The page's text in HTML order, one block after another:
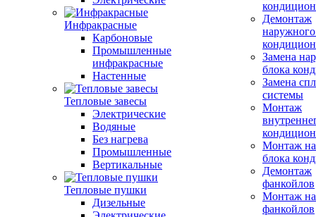
Инфракрасные
Карбоновые
Промышленные
инфракрасные
Настенные
Тепловые завесы
Электрические
Водяные
Без нагрева
Промышленные
Вертикальные
Тепловые пушки
Дизельные
Демонтаж
Замена
блока
Замена
системы
Монтаж
Монтаж
блока
Демонтаж
фанкойлов
Монтаж
фанкойлов